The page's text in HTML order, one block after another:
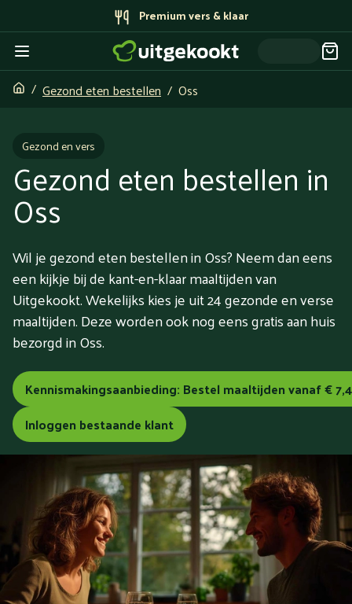
Bereid door topchefs
Gezond eten bestellen Oss
Gezond en vers
Gezond eten bestellen in
Oss
Wil je gezond eten bestellen in Oss? Neem dan eens
een kijkje bij de kant-en-klaar maaltijden van
Uitgekookt. Wekelijks kies je uit 24 gezonde en verse
maaltijden. Deze worden ook nog eens gratis aan huis
bezorgd in Oss.
Kennismakingsaanbieding: Bestel maaltijden vanaf €
Inloggen bestaande klant